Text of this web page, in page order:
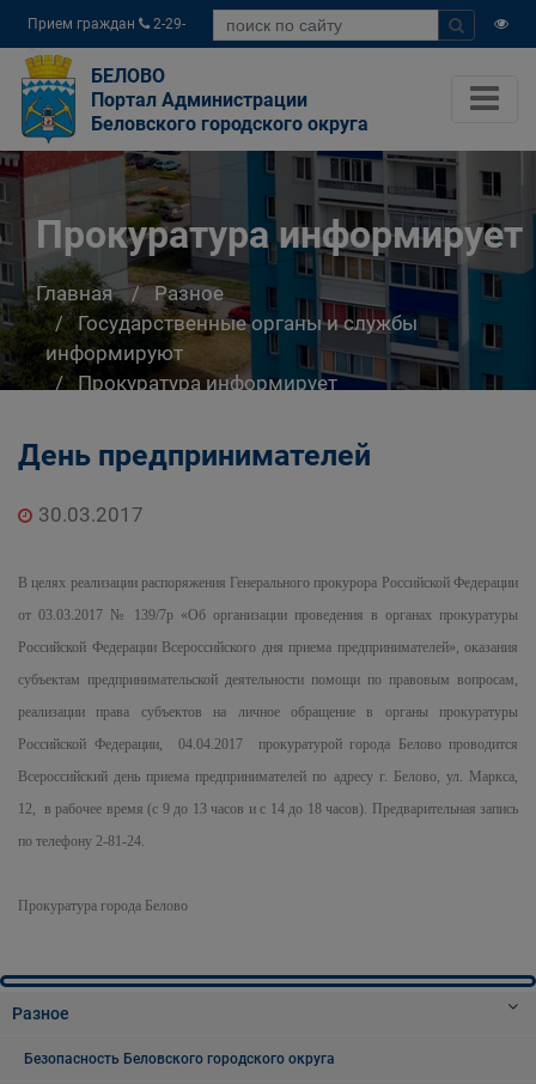
Прием граждан
2-29-
04
БЕЛОВО
Портал Администрации
Беловского городского округа
Прокуратура информирует
Главная
Разное
Государственные органы и службы
информируют
Прокуратура информирует
День предпринимателей
30.03.2017
В целях реализации распоряжения Генерального прокурора Российской Федерации
от 03.03.2017 № 139/7р «Об организации проведения в органах прокуратуры
Российской Федерации Всероссийского дня приема предпринимателей», оказания
субъектам предпринимательской деятельности помощи по правовым вопросам,
реализации права субъектов на личное обращение в органы прокуратуры
Российской Федерации, 04.04.2017 прокуратурой города Белово проводится
Всероссийский день приема предпринимателей по адресу г. Белово, ул. Маркса,
12, в рабочее время (с 9 до 13 часов и с 14 до 18 часов). Предварительная запись
по телефону 2-81-24.
Прокуратура города Белово
Разное
Безопасность Беловского городского округа